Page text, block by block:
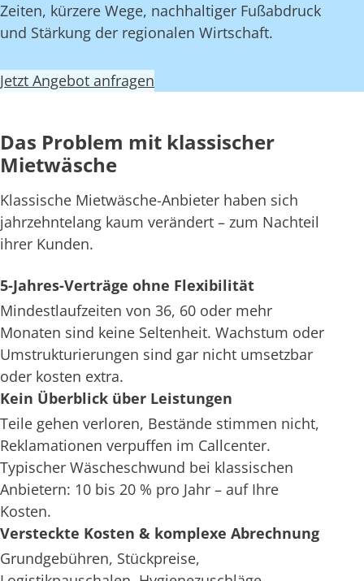
Zeiten, kürzere Wege, nachhaltiger Fußabdruck
und Stärkung der regionalen Wirtschaft.
Jetzt Angebot anfragen
Das Problem mit klassischer
Mietwäsche
Klassische Mietwäsche-Anbieter haben sich
jahrzehntelang kaum verändert – zum Nachteil
ihrer Kunden.
5-Jahres-Verträge ohne Flexibilität
Mindestlaufzeiten von 36, 60 oder mehr
Monaten sind keine Seltenheit. Wachstum oder
Umstrukturierungen sind gar nicht umsetzbar
oder kosten extra.
Kein Überblick über Leistungen
Teile gehen verloren, Bestände stimmen nicht,
Reklamationen verpuffen im Callcenter.
Typischer Wäscheschwund bei klassischen
Anbietern: 10 bis 20 % pro Jahr – auf Ihre
Kosten.
Versteckte Kosten & komplexe Abrechnung
Grundgebühren, Stückpreise,